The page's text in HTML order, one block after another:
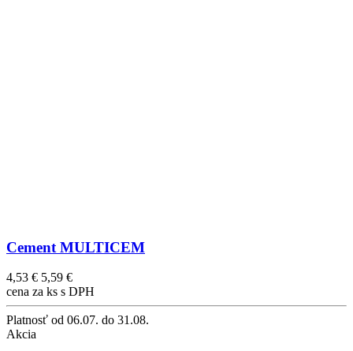
Cement MULTICEM
4,53 € 5,59 €
cena za ks s DPH
Platnosť od 06.07. do 31.08.
Akcia